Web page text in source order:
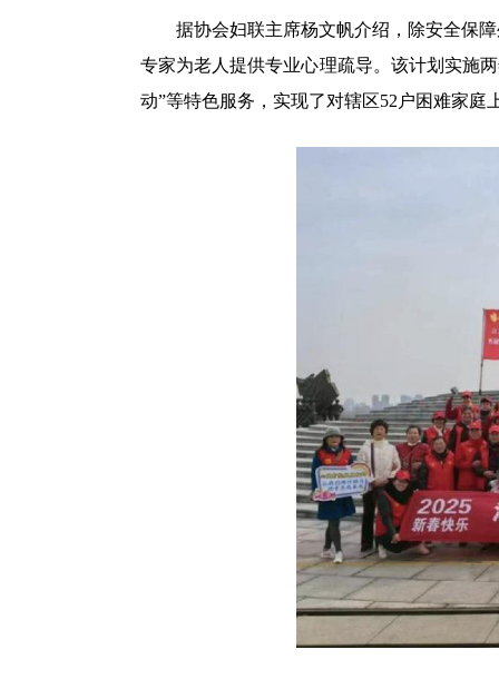
据协会妇联主席杨文帆介绍，除安全保障
专家为老人提供专业心理疏导。该计划实施
动”等特色服务，实现了对辖区52户困难家庭